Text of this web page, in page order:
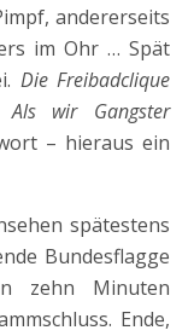
andererseits
im Ohr … Spät
Die Freibadclique
Als wir Gangster
– hieraus ein
spätestens
Bundesflagge
zehn Minuten
Ende,